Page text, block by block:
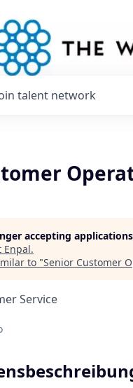
talent network
accepting applications
Enpal.
to "Senior Customer
Service